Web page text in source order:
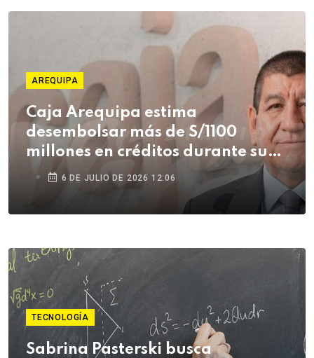
AREQUIPA
Caja Arequipa estima
desembolsar más de S/1100
millones en créditos durante su
campaña de Fiestas Patrias
6 DE JULIO DE 2026 12:06
TECNOLOGÍA
Sabrina Pasterski busca